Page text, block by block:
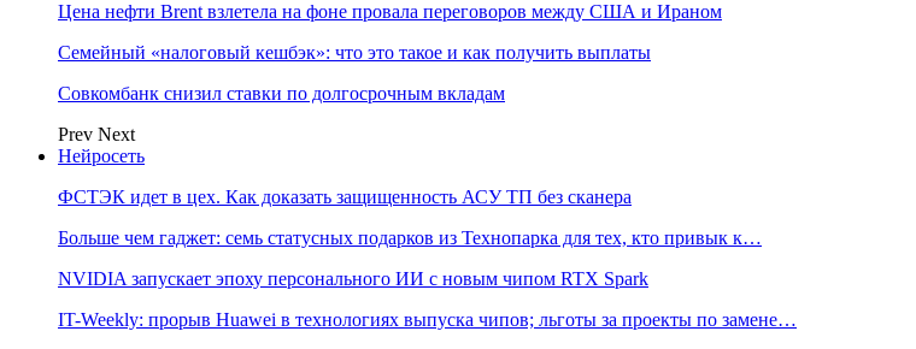
Цена нефти Brent взлетела на фоне провала переговоров между США и Ираном
Семейный «налоговый кешбэк»: что это такое и как получить выплаты
Совкомбанк снизил ставки по долгосрочным вкладам
Prev Next
Нейросеть
ФСТЭК идет в цех. Как доказать защищенность АСУ ТП без сканера
Больше чем гаджет: семь статусных подарков из Технопарка для тех, кто привык к…
NVIDIA запускает эпоху персонального ИИ с новым чипом RTX Spark
IT-Weekly: прорыв Huawei в технологиях выпуска чипов; льготы за проекты по замене…